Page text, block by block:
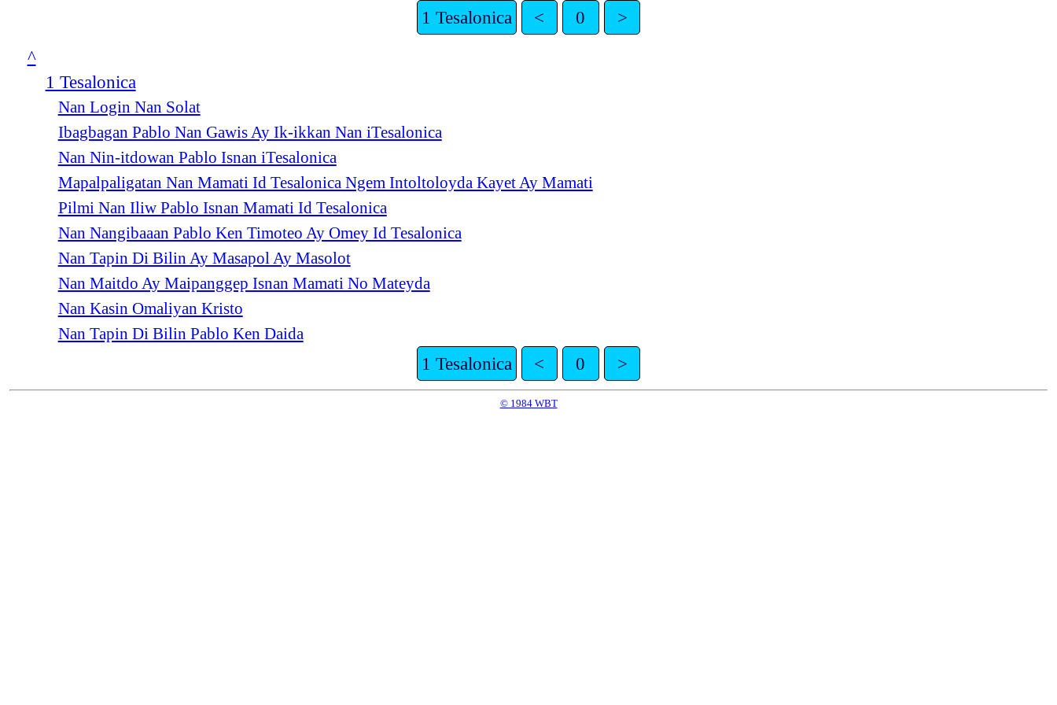
1 Tesalonica < 0
>
^
1 Tesalonica
Nan Login Nan Solat
Ibagbagan Pablo Nan Gawis Ay Ik-ikkan Nan iTesalonica
Nan Nin-itdowan Pablo Isnan iTesalonica
Mapalpaligatan Nan Mamati Id Tesalonica Ngem Intoltoloyda Kayet Ay Mamati
Pilmi Nan Iliw Pablo Isnan Mamati Id Tesalonica
Nan Nangibaaan Pablo Ken Timoteo Ay Omey Id Tesalonica
Nan Tapin Di Bilin Ay Masapol Ay Masolot
Nan Maitdo Ay Maipanggep Isnan Mamati No Mateyda
Nan Kasin Omaliyan Kristo
Nan Tapin Di Bilin Pablo Ken Daida
1 Tesalonica < 0 >
© 1984 WBT